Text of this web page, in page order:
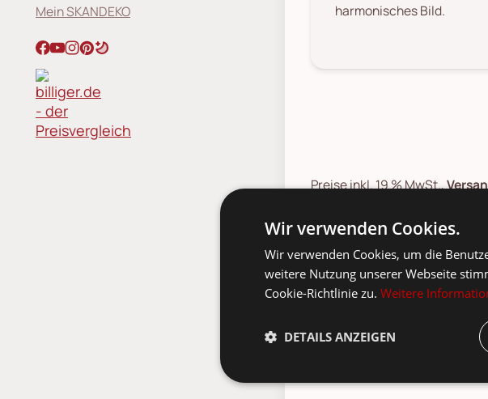
Mein SKANDEKO
harmonisches Bild.
Preise inkl. 19 % MwSt.,
vorher: Entspricht dem
* Werktage: Montag bis Freitag
*Lieferzeit ab Versand: 1-2
Absprache geliefert,
Liefertermins finden Sie in
Wir verwenden Cookies.
Wir verwenden Cookies, um die
weitere Nutzung unserer Webseite
Cookie-Richtlinie zu. Weitere
DETAILS ANZEIGEN